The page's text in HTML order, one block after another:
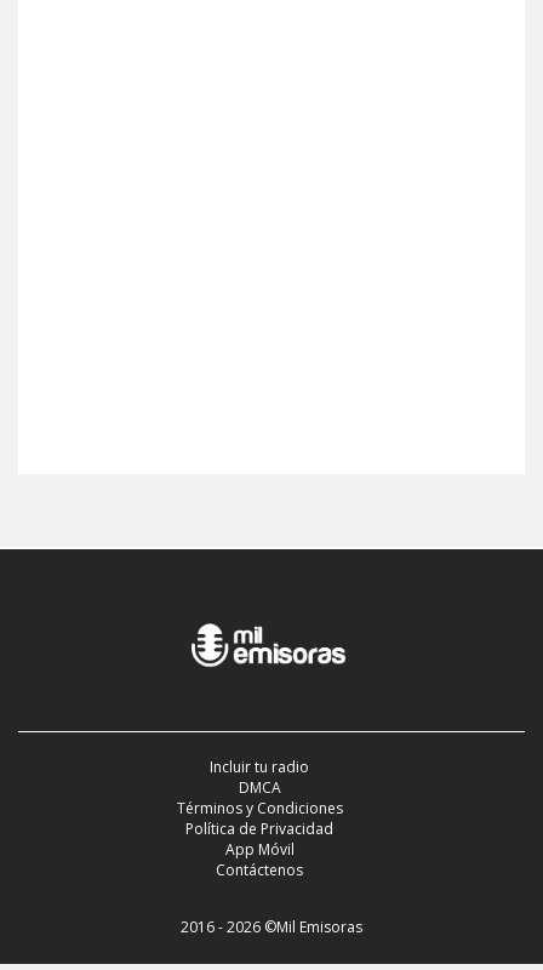
Incluir tu radio
DMCA
Términos y Condiciones
Política de Privacidad
App Móvil
Contáctenos
2016 - 2026 ©Mil Emisoras